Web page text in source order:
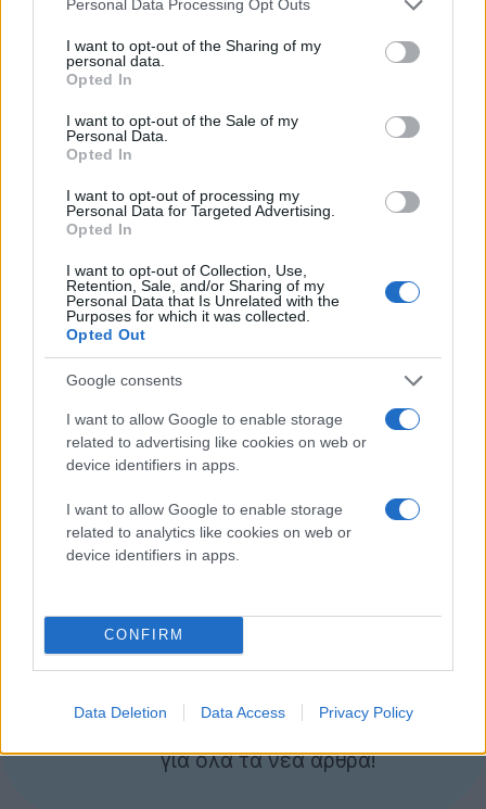
not limited to your visit or usage behaviour. You may click to
grant or deny consent to Google and its third-party tags to
use your data for below specified purposes in below Google
consent section.
Personal Data Processing Opt Outs
I want to opt-out of the Sharing of my
personal data.
Opted In
I want to opt-out of the Sale of my
Personal Data.
Opted In
I want to opt-out of processing my
Personal Data for Targeted Advertising.
Opted In
I want to opt-out of Collection, Use,
Retention, Sale, and/or Sharing of my
Personal Data that Is Unrelated with the
Purposes for which it was collected.
Opted Out
Google consents
I want to allow Google to enable storage
related to advertising like cookies on web or
device identifiers in apps.
I want to allow Google to enable storage
related to analytics like cookies on web or
device identifiers in apps.
CONFIRM
Data Deletion Data Access Privacy Policy
Όπως μπορείτε να δείτε και στο trailer, το gameplay
έχει εμπλουτιστεί με νέες κινήσεις, δυνατότητα
χρησιμοποίησης των αντικειμένων του
περιβάλλοντος χώρου, δυνατότητα επιδιόρθωσης της
ζημιάς που έχει γίνει στον χώρο και φυσικά νέα όπλα.
Θα κυκλοφορήσει στις 12 Μαρτίου 2013 αποκλειστικά
για PS3.
http://www.dailymotion.com/video/xrbjzo_god-of-war-
ascension-gameplay-demo-e3-2012_videogames?
Ακολουθήστε το
Techgear.gr στο Google
News για να
για όλα τα νέα άρθρα!